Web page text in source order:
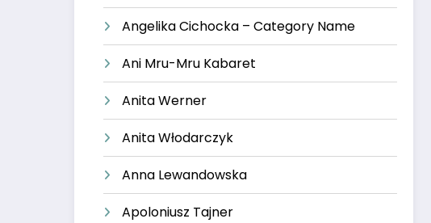
Angelika Cichocka – Category Name
Ani Mru-Mru Kabaret
Anita Werner
Anita Włodarczyk
Anna Lewandowska
Apoloniusz Tajner